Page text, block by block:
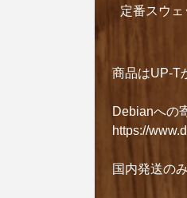
定番スウ
商品はUP-T
Debianへの
https://
国内発送の